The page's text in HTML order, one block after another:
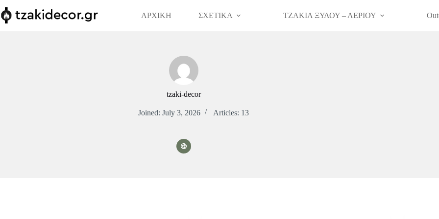
to
content
ΑΡΧΙΚΗ ΣΧΕΤΙΚΑ ΤΖΑΚΙΑ ΞΥΛΟΥ – ΑΕΡΙΟΥ
tzaki-decor
Joined: July 3, 2026 Articles: 13